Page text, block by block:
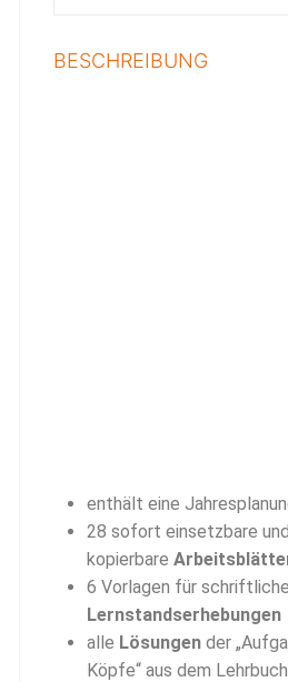
BESCHREIBUNG
enthält eine
28 sofort einsetzbare
kopierbare
6 Vorlagen für schriftliche
Lernstandserhebungen
alle Lösungen der
Köpfe“ aus dem Lehrbuch